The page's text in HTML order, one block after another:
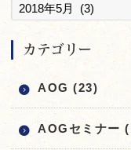
カテゴリー
AOG (23)
AOGセミナー